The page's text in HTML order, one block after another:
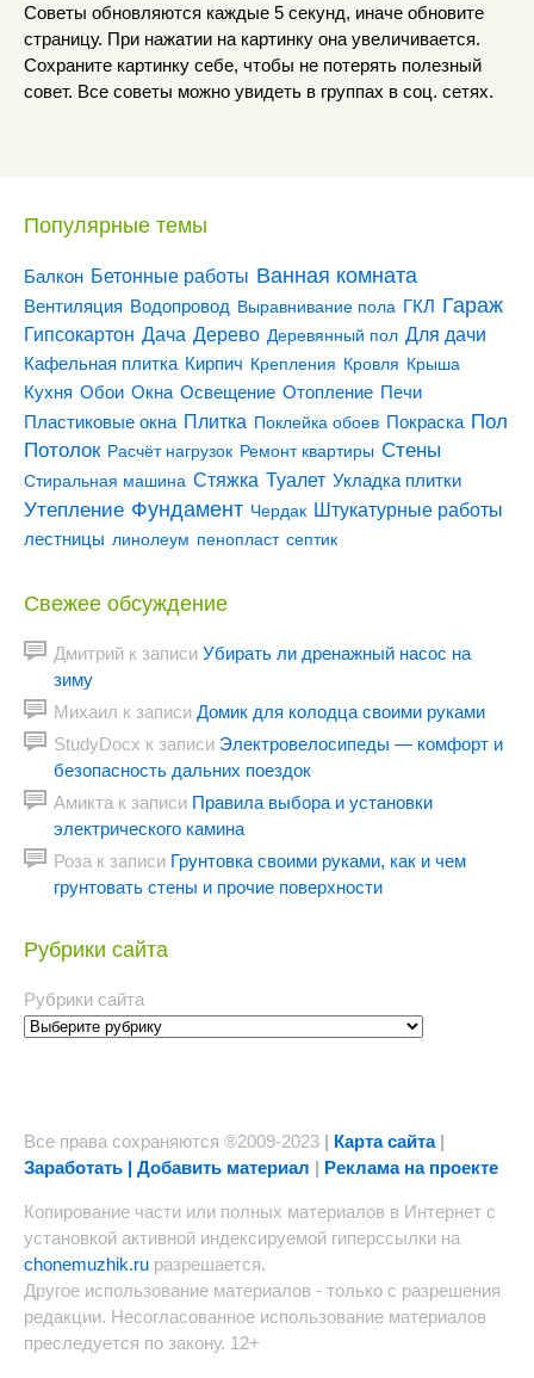
Советы обновляются каждые 5 секунд, иначе обновите
страницу. При нажатии на картинку она увеличивается.
Сохраните картинку себе, чтобы не потерять полезный
совет. Все советы можно увидеть в группах в соц. сетях.
Популярные темы
Балкон Бетонные работы Ванная комната
Вентиляция Водопровод Выравнивание пола ГКЛ Гараж
Гипсокартон Дача Дерево Деревянный пол Для дачи
Кафельная плитка Кирпич Крепления Кровля Крыша
Кухня Обои Окна Освещение Отопление Печи
Пластиковые окна Плитка Поклейка обоев Покраска Пол
Потолок Расчёт нагрузок Ремонт квартиры Стены
Стиральная машина Стяжка Туалет Укладка плитки
Утепление Фундамент Чердак Штукатурные работы
лестницы линолеум пенопласт септик
Свежее обсуждение
Дмитрий к записи Убирать ли дренажный насос на
зиму
Михаил к записи Домик для колодца своими руками
StudyDocx к записи Электровелосипеды — комфорт и
безопасность дальних поездок
Амикта к записи Правила выбора и установки
электрического камина
Роза к записи Грунтовка своими руками, как и чем
грунтовать стены и прочие поверхности
Рубрики сайта
Рубрики сайта
Все права сохраняются ®2009-2023 | Карта сайта|
Заработать | Добавить материал | Реклама на проекте
Копирование части или полных материалов в Интернет с
установкой активной индексируемой гиперссылки на
chonemuzhik.ru разрешается.
Другое использование материалов - только с разрешения
редакции. Несогласованное использование материалов
преследуется по закону. 12+